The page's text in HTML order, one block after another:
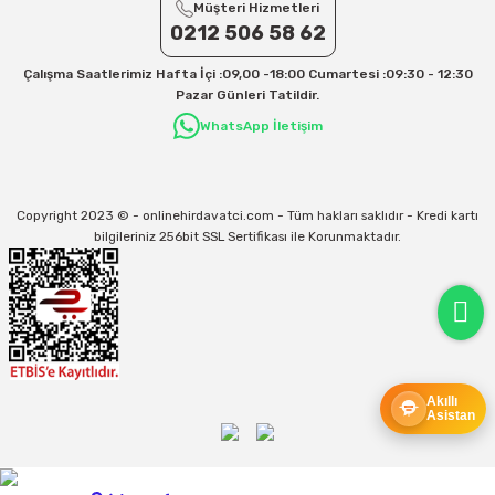
Kargo ve teslimat süreçleriyle ilgili tüm sorularınız için bizimle iletişime
31/12/2026 Tarihine Kadar Geçerlidir
Kargo İle İlgili sorunlarınız içininfo@onlinehirdavatci.com
Akıllı
Asistan
Müşteri Hizmetleri
0212 506 58 62
Çalışma Saatlerimiz Hafta İçi :09,00 -18:00 Cumartesi :09:30 - 12:30
Pazar Günleri Tatildir.
WhatsApp İletişim
Copyright 2023 © - onlinehirdavatci.com - Tüm hakları saklıdır - Kredi kartı
bilgileriniz 256bit SSL Sertifikası ile Korunmaktadır.